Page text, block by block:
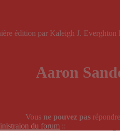
édition par Kaleigh J.
Aaron
Vous ne pouvez pas
du forum ::